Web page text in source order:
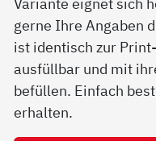
gerne Ihre Angaben
ist identisch zur
ausfüllbar und mit
befüllen. Einfach
erhalten.